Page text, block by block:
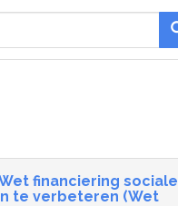
financiering sociale
te verbeteren (Wet